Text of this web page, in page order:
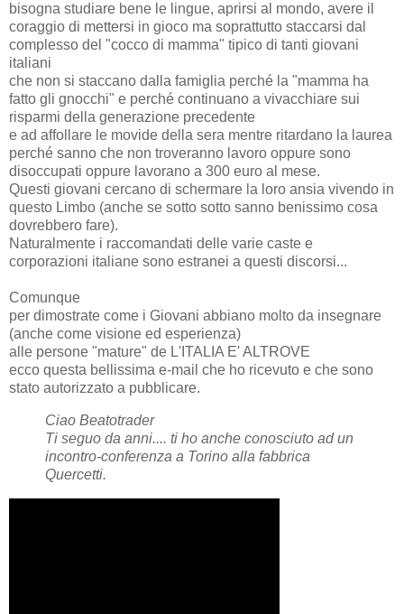
bisogna studiare bene le lingue, aprirsi al mondo, avere il
coraggio di mettersi in gioco ma soprattutto staccarsi dal
complesso del "cocco di mamma" tipico di tanti giovani
italiani
che non si staccano dalla famiglia perché la "mamma ha
fatto gli gnocchi" e perché continuano a vivacchiare sui
risparmi della generazione precedente
e ad affollare le movide della sera mentre ritardano la laurea
perché sanno che non troveranno lavoro oppure sono
disoccupati oppure lavorano a 300 euro al mese.
Questi giovani cercano di schermare la loro ansia vivendo in
questo Limbo (anche se sotto sotto sanno benissimo cosa
dovrebbero fare).
Naturalmente i raccomandati delle varie caste e
corporazioni italiane sono estranei a questi discorsi...
Comunque
per dimostrate come i Giovani abbiano molto da insegnare
(anche come visione ed esperienza)
alle persone "mature" de L'ITALIA E' ALTROVE
ecco questa bellissima e-mail che ho ricevuto e che sono
stato autorizzato a pubblicare.
Ciao Beatotrader
Ti seguo da anni.... ti ho anche conosciuto ad un
incontro-conferenza a Torino alla fabbrica
Quercetti.